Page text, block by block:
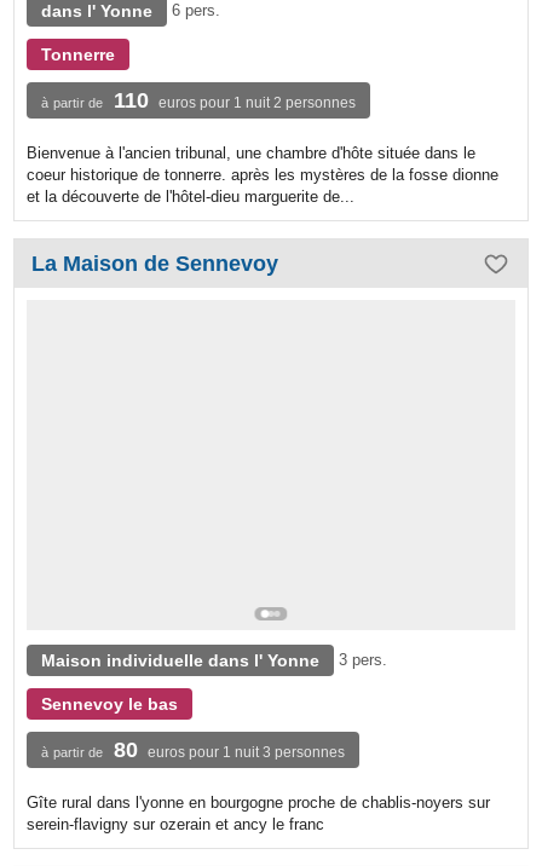
dans l' Yonne 6 pers.
Tonnerre
à partir de 110 euros pour 1 nuit 2 personnes
Bienvenue à l'ancien tribunal, une chambre d'hôte située dans le
coeur historique de tonnerre. après les mystères de la fosse dionne
et la découverte de l'hôtel-dieu marguerite de...
La Maison de Sennevoy
Maison individuelle dans l' Yonne 3 pers.
Sennevoy le bas
à partir de 80 euros pour 1 nuit 3 personnes
Gîte rural dans l'yonne en bourgogne proche de chablis-noyers sur
serein-flavigny sur ozerain et ancy le franc